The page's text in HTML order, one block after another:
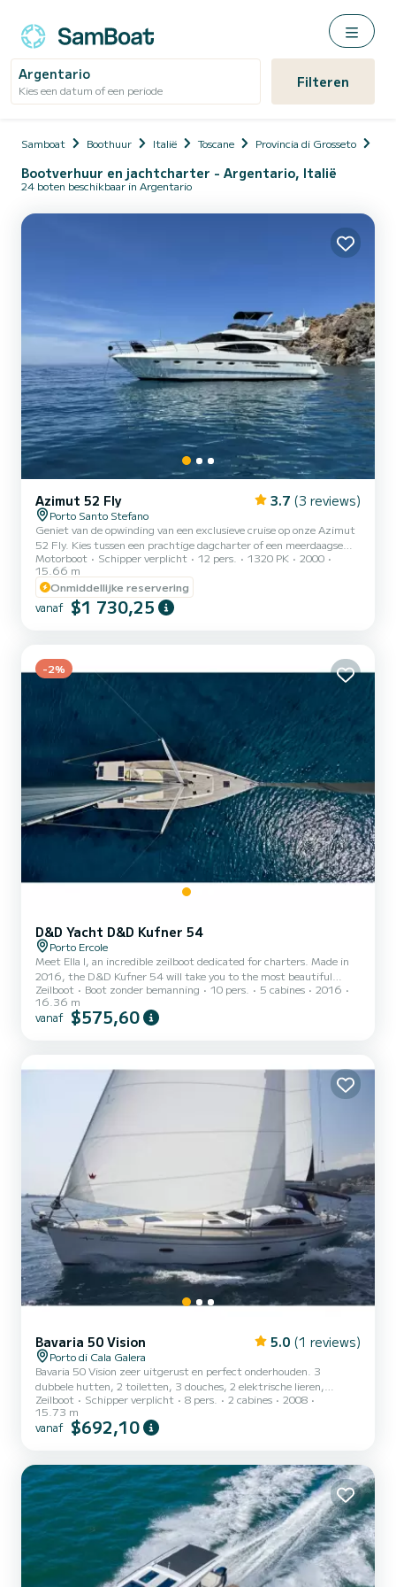
Argentario
Kies een datum of een periode Filteren
Samboat Boothuur Italië Toscane Provincia di Grosseto
Bootverhuur en jachtcharter - Argentario, Italië
24 boten beschikbaar in Argentario
Azimut 52 Fly 3.7 (3 reviews)
Porto Santo Stefano
Geniet van de opwinding van een exclusieve cruise op onze Azimut
52 Fly. Kies tussen een prachtige dagcharter of een meerdaagse
cruise om te delen met je dierbaren. Vaar met ons mee voor een
unieke ervaring aan boord van de elegante Azimut 52 Fly, een jacht
van klasse ontworpen voor degenen die de zee willen ervaren met
stijl, comfort en vrijheid. Om je te begeleiden in dit avontuur, een
ervaren, vriendelijke en altijd beschikbare bemanning, bestaande
Motorboot Schipper verplicht 12 pers. 1320 PK
2000
15.66 m
Onmiddellijke reservering
vanaf $1 730,25
-2%
D&D Yacht D&D Kufner 54
Porto Ercole
Meet Ella I, an incredible zeilboot dedicated for charters. Made in
2016, the D&D Kufner 54 will take you to the most beautiful
anchorages in Port de Porto Ercole. The boat has 5 cabins with all
comfort and a capacity of 10 people. With an overall length of 16
meters, it will be your best ally to spend an exceptional vacation on
uitgerust met een Furling mainsail en...
Zeilboot Boot zonder bemanning 10 pers. 5 cabines
2016
16.36 m
vanaf $575,60
Bavaria 50 Vision 5.0 (1 reviews)
Porto di Cala Galera
Bavaria 50 Vision zeer uitgerust en perfect onderhouden. 3
dubbele hutten, 2 toiletten, 3 douches, 2 elektrische lieren,
grootzeil en rolgenua.
Zeilboot Schipper verplicht 8 pers. 2 cabines
2008
15.73 m
vanaf $692,10